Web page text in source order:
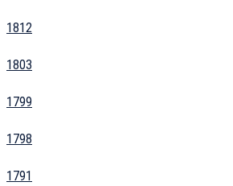
1812
1803
1799
1798
1791